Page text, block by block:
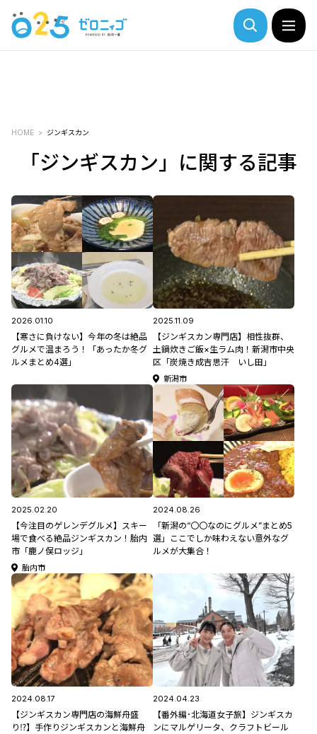
HOME ジンギスカン
「ジンギスカン」に関する記事
2026.01.10
【寒さに負けない】今年の冬は絶品
グルメで温まろう！「あったか冬グ
ルメまとめ4選」
2025.11.09
【ジンギスカン専門店】相性抜群、
土鍋炊きご飯×生ラム肉！新潟市中央
区「炭焼き成吉思汗 いし田」
新潟市
2025.02.20
【今注目のゲレンデグルメ】スキー
場で食べる絶品ジンギスカン！胎内
市「鹿ノ俣ロッジ」
胎内市
2024.08.26
「新潟の“〇〇なのにグルメ”まとめ5
選」ここでしか味わえない意外なグ
ルメが大集合！
2024.08.17
【ジンギスカン専門店の海鮮舟盛
り⁉】手作りジンギスカンと海鮮舟
2024.04.23
【番外編･北海道女子旅】ジンギスカ
ンにマルゲリータ、クラフトビール